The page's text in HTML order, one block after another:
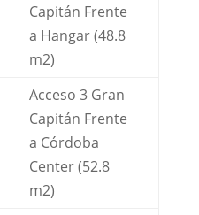
Capitán Frente
a Hangar (48.8
m2)
Acceso 3 Gran
Capitán Frente
a Córdoba
Center (52.8
m2)